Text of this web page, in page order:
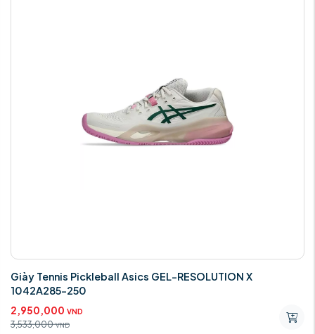
Giày Tennis Pickleball Asics GEL-RESOLUTION X
1042A285-250
2,950,000 VND
3,533,000 VND